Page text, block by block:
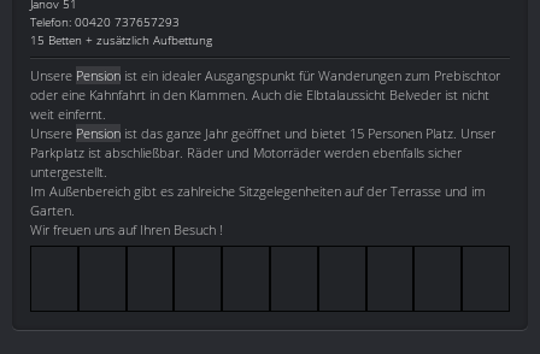
Telefon: 00420 737657293
15 Betten + zusätzlich Aufbettung
Unsere Pension ist ein idealer Ausgangspunkt für Wanderungen zum Prebischtor
oder eine Kahnfahrt in den Klammen. Auch die Elbtalaussicht Belveder ist nicht
weit einfernt.
Unsere Pension ist das ganze Jahr geöffnet und bietet 15 Personen Platz. Unser
Parkplatz ist abschließbar. Räder und Motorräder werden ebenfalls sicher
untergestellt.
Im Außenbereich gibt es zahlreiche Sitzgelegenheiten auf der Terrasse und im
Garten.
Wir freuen uns auf Ihren Besuch !